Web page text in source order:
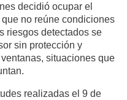
decidió ocupar el
no reúne condiciones
riesgos detectados se
sin protección y
situaciones que
realizadas el 9 de